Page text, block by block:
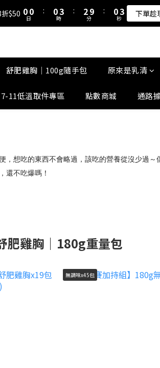
$50 00
日
:
03
2
時
:
2
1
9
8
5
2
1
0
分
:
02
1
秒 下單趁
$50 00
日
:
03
2
時
:
2
1
9
8
5
2
1
0
分
:
02
1
秒 下單趁
$50
5
4
3
0
5
4
3
0
日
5
4
3
0
8
7
6
2
0
時
7
6
5
2
1
6
5
1
0
分
5
4
3
0
7
6
5
2
1
秒 下單趁
舒肥雞胸｜100g隨手包 原來是乳清
7-11低溫取件專區 點數商城 通路
想吃的東西不會略過，該吃的營養從沒少過～
還不吃爆嗎！
肥雞胸｜180g重量包
無調味x45包